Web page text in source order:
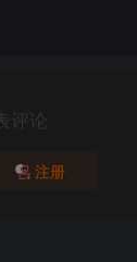
评论
注册